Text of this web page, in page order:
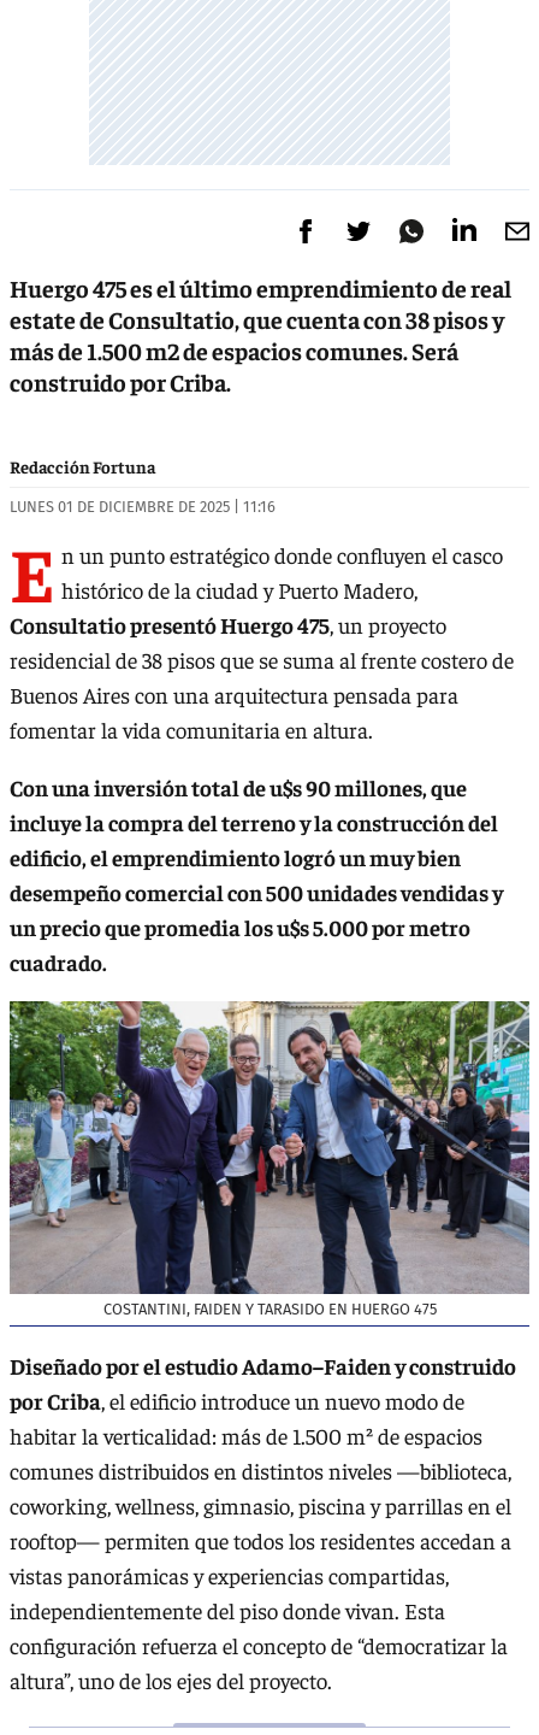
Huergo 475 es el último emprendimiento de real
estate de Consultatio, que cuenta con 38 pisos y
más de 1.500 m2 de espacios comunes. Será
construido por Criba.
Redacción Fortuna
LUNES 01 DE DICIEMBRE DE 2025 | 11:16
E n un punto estratégico donde confluyen el casco
histórico de la ciudad y Puerto Madero,
Consultatio presentó Huergo 475, un proyecto
residencial de 38 pisos que se suma al frente costero de
Buenos Aires con una arquitectura pensada para
fomentar la vida comunitaria en altura.
Con una inversión total de u$s 90 millones, que
incluye la compra del terreno y la construcción del
edificio, el emprendimiento logró un muy bien
desempeño comercial con 500 unidades vendidas y
un precio que promedia los u$s 5.000 por metro
cuadrado.
COSTANTINI, FAIDEN Y TARASIDO EN HUERGO 475
Diseñado por el estudio Adamo–Faiden y construido
por Criba, el edificio introduce un nuevo modo de
habitar la verticalidad: más de 1.500 m² de espacios
comunes distribuidos en distintos niveles —biblioteca,
coworking, wellness, gimnasio, piscina y parrillas en el
rooftop— permiten que todos los residentes accedan a
vistas panorámicas y experiencias compartidas,
independientemente del piso donde vivan. Esta
configuración refuerza el concepto de “democratizar la
altura”, uno de los ejes del proyecto.